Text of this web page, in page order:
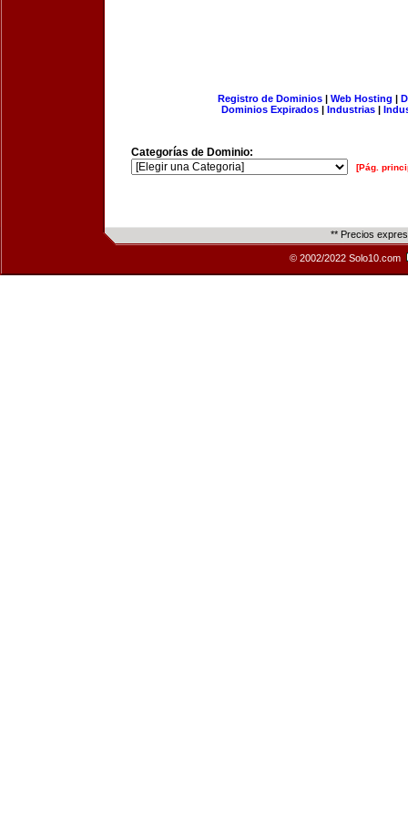
Registro de Dominios| Web Hosting |
Dominios Expirados | Industrias |
Categorías de Dominio:
[Pág.
** Precios
© 2002/2022 Solo10.com